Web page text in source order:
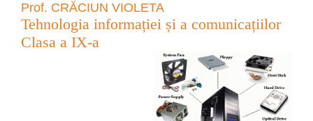
Prof. CRĂCIUN VIOLETA
Tehnologia informației și a comunicațiilor
Clasa a IX-a